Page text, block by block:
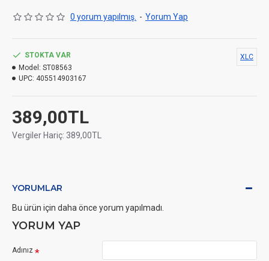
0 yorum yapılmış. - Yorum Yap
389,00TL
Vergiler Hariç: 389,00TL
STOKTA VAR
Model: ST08563
UPC: 405514903167
XLC
YORUMLAR
Bu ürün için daha önce yorum yapılmadı.
YORUM YAP
Adınız